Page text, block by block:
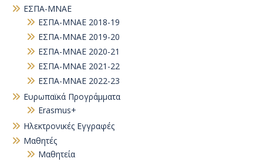
ΕΣΠΑ-ΜΝΑΕ
ΕΣΠΑ-ΜΝΑΕ 2018-19
ΕΣΠΑ-ΜΝΑΕ 2019-20
ΕΣΠΑ-ΜΝΑΕ 2020-21
ΕΣΠΑ-ΜΝΑΕ 2021-22
ΕΣΠΑ-ΜΝΑΕ 2022-23
Ευρωπαϊκά Προγράμματα
Erasmus+
Ηλεκτρονικές Εγγραφές
Μαθητές
Μαθητεία